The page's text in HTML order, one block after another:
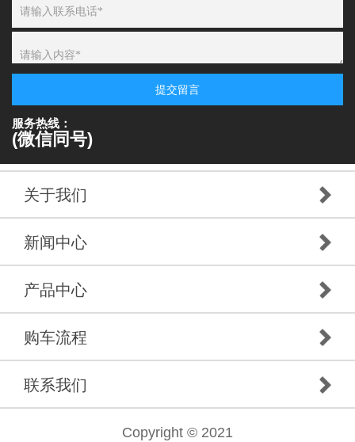
提交留言
服务热线：
(微信同号)
关于我们
新闻中心
产品中心
购车流程
联系我们
Copyright © 2021